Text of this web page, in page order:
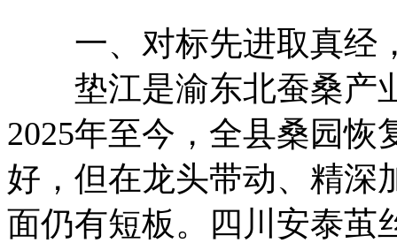
一、对标先进取真经
垫江是渝东北蚕桑产
2025年至今，全县桑园恢
好，但在龙头带动、精深
面仍有短板。四川安泰茧